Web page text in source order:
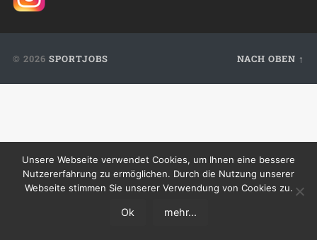
© 2026 SPORTJOBS NACH OBEN ↑
Unsere Webseite verwendet Cookies, um Ihnen eine bessere
Nutzererfahrung zu ermöglichen. Durch die Nutzung unserer
Webseite stimmen Sie unserer Verwendung von Cookies zu.
Ok mehr...